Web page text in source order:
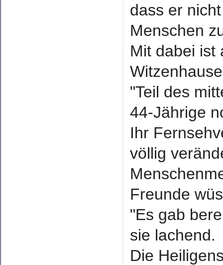
dass er
Menschen
Mit dabei ist
"Teil des
44-Jährige
Ihr
völlig
Freunde
"Es gab
sie lachend.
Die